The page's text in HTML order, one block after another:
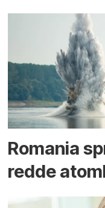
Romania
redde